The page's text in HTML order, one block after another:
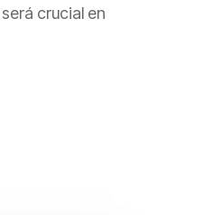
crucial en